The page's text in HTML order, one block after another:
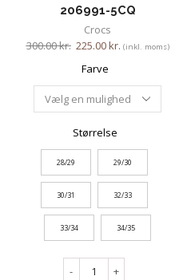
206991-5CQ
Crocs
300.00kr. 225.00kr. (inkl. moms)
Farve
Størrelse
28/29 29/30
30/31 32/33
33/34 34/35
- +